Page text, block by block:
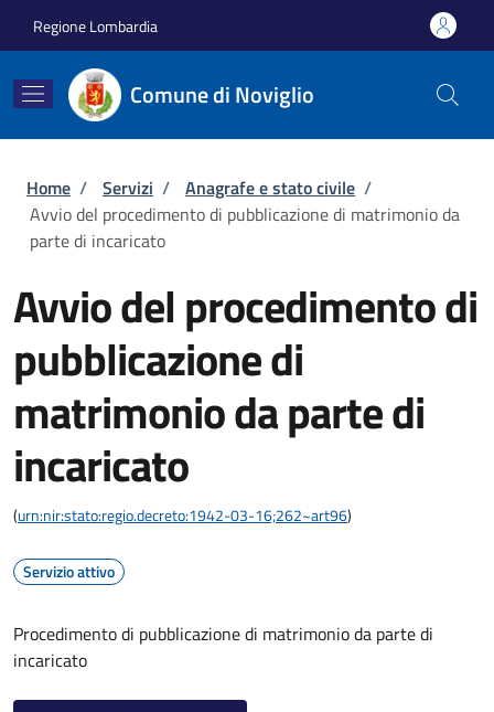
Regione Lombardia
Comune di Noviglio
Briciole di pane
Home / Servizi / Anagrafe e stato civile /
Avvio del procedimento di pubblicazione di matrimonio da
parte di incaricato
Avvio del procedimento di
pubblicazione di
matrimonio da parte di
incaricato
(urn:nir:stato:regio.decreto:1942-03-16;262~art96)
Servizio attivo
Procedimento di pubblicazione di matrimonio da parte di
incaricato